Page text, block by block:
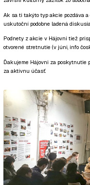
Ak sa ti takýto typ akcie pozdáva a
uskutoční podobne ladená
Podnety z akcie v Hájovni tiež
otvorené stretnutie (v júni, info
Ďakujeme Hájovni za poskytnutie
za aktívnu účasť.